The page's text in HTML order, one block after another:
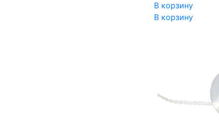
В корзину
В корзину